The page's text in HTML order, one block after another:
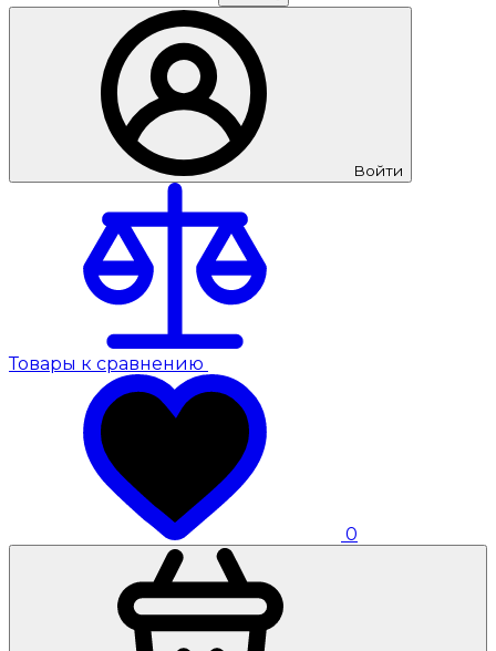
Войти
Товары к сравнению
0